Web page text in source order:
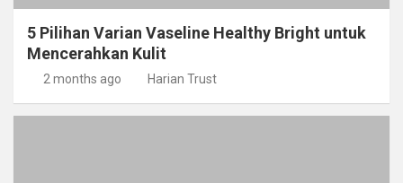
5 Pilihan Varian Vaseline Healthy Bright untuk
Mencerahkan Kulit
2 months ago Harian Trust